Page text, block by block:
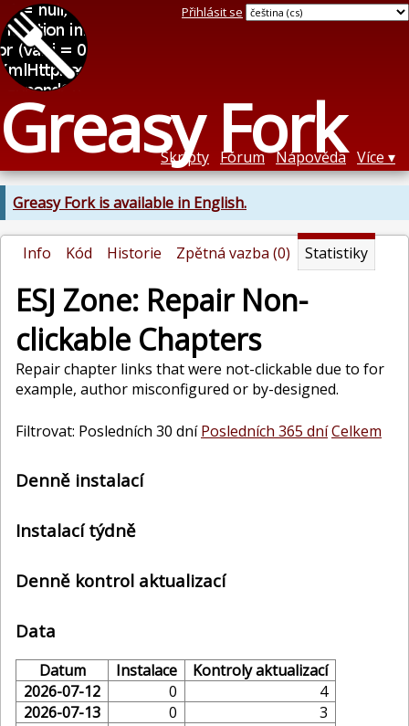
Greasy Fork
Přihlásit se
Skripty Fórum Nápověda Více
Greasy Fork is available in English.
Info Kód Historie Zpětná vazba (0) Statistiky
ESJ Zone: Repair Non-
clickable Chapters
Repair chapter links that were not-clickable due to for
example, author misconfigured or by-designed.
Filtrovat: Posledních 30 dníPosledních 365 dníCelkem
Denně instalací
Instalací týdně
Denně kontrol aktualizací
Data
Datum Instalace
Kontroly aktualizací
2026-07-12
0
4
2026-07-13
0
3